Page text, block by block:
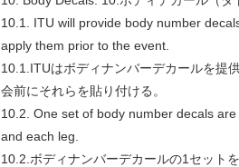
10.1. ITU will provide body number
apply them prior to the event.
10.1.ITUはボディナンバーデカールを提
会前にそれらを貼り付ける。
10.2. One set of body number decals
and each leg.
10.2.ボディナンバーデカールの1セット